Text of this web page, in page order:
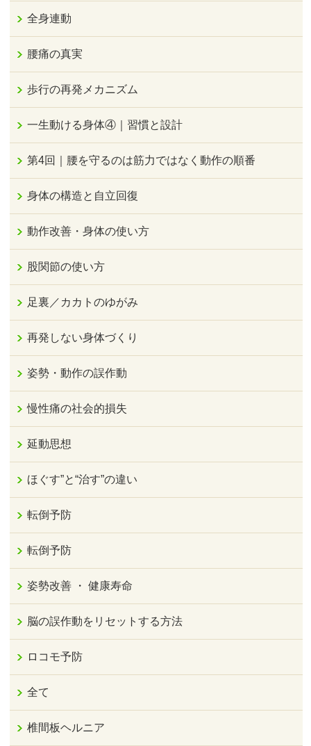
全身連動
腰痛の真実
歩行の再発メカニズム
一生動ける身体④｜習慣と設計
第4回｜腰を守るのは筋力ではなく動作の順番
身体の構造と自立回復
動作改善・身体の使い方
股関節の使い方
足裏／カカトのゆがみ
再発しない身体づくり
姿勢・動作の誤作動
慢性痛の社会的損失
延動思想
ほぐす”と“治す”の違い
転倒予防
転倒予防
姿勢改善 ・ 健康寿命
脳の誤作動をリセットする方法
ロコモ予防
全て
椎間板ヘルニア